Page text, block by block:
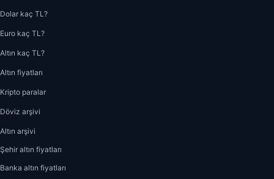
Dolar kaç TL?
Euro kaç TL?
Altın kaç TL?
Altın fiyatları
Kripto paralar
Döviz arşivi
Altın arşivi
Şehir altın fiyatları
Banka altın fiyatları